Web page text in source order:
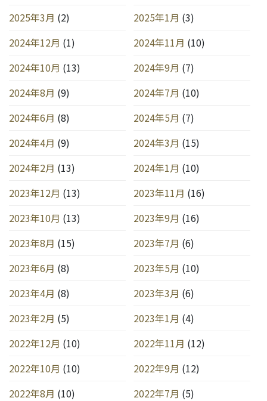
2025年3月 (2) 2025年1月 (3)
2024年12月 (1) 2024年11月 (10)
2024年10月 (13) 2024年9月 (7)
2024年8月 (9) 2024年7月 (10)
2024年6月 (8) 2024年5月 (7)
2024年4月 (9) 2024年3月 (15)
2024年2月 (13) 2024年1月 (10)
2023年12月 (13) 2023年11月 (16)
2023年10月 (13) 2023年9月 (16)
2023年8月 (15) 2023年7月 (6)
2023年6月 (8) 2023年5月 (10)
2023年4月 (8) 2023年3月 (6)
2023年2月 (5) 2023年1月 (4)
2022年12月 (10) 2022年11月 (12)
2022年10月 (10) 2022年9月 (12)
2022年8月 (10) 2022年7月 (5)